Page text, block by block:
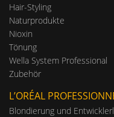
Hair-Styling
Naturprodukte
Nioxin
Tönung
Wella System Professional
Zubehör
L’ORÉAL
Blondierung und